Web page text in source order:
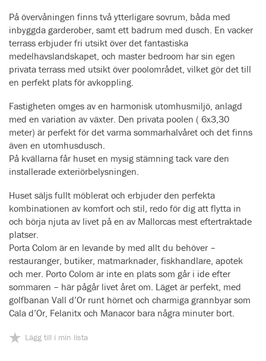
På övervåningen finns två ytterligare sovrum, båda med
inbyggda garderober, samt ett badrum med dusch. En vacker
terrass erbjuder fri utsikt över det fantastiska
medelhavslandskapet, och master bedroom har sin egen
privata terrass med utsikt över poolområdet, vilket gör det till
en perfekt plats för avkoppling.
Fastigheten omges av en harmonisk utomhusmiljö, anlagd
med en variation av växter. Den privata poolen ( 6x3,30
meter) är perfekt för det varma sommarhalvåret och det finns
även en utomhusdusch.
På kvällarna får huset en mysig stämning tack vare den
installerade exteriörbelysningen.
Huset säljs fullt möblerat och erbjuder den perfekta
kombinationen av komfort och stil, redo för dig att flytta in
och börja njuta av livet på en av Mallorcas mest eftertraktade
platser.
Porta Colom är en levande by med allt du behöver –
restauranger, butiker, matmarknader, fiskhandlare, apotek
och mer. Porto Colom är inte en plats som går i ide efter
sommaren – här pågår livet året om. Läget är perfekt, med
golfbanan Vall d’Or runt hörnet och charmiga grannbyar som
Cala d’Or, Felanitx och Manacor bara några minuter bort.
Lägg till i min lista